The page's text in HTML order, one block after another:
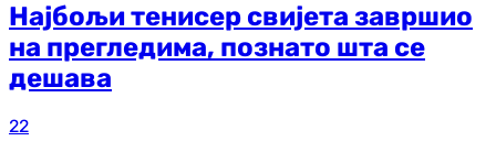
Најбољи тенисер свијета завршио
на прегледима, познато шта се
дешава
22